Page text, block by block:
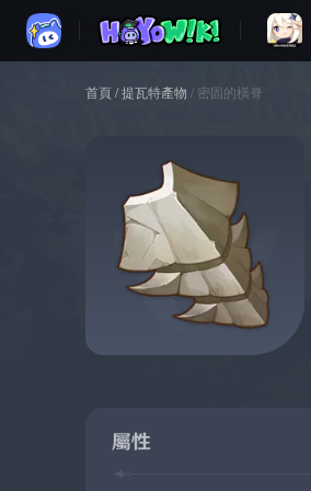
首頁/提瓦特產物 / 密固的橫脊
屬性